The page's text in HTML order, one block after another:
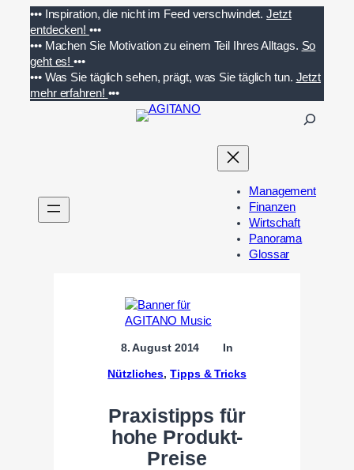
Inhalt
springen
••• Inspiration, die nicht im Feed verschwindet. Jetzt
entdecken! •••
••• Machen Sie Motivation zu einem Teil Ihres Alltags. So
geht es!•••
••• Was Sie täglich sehen, prägt, was Sie täglich tun. Jetzt
mehr erfahren! •••
n
Management
Finanzen
Wirtschaft
Panorama
Glossar
8. August 2014 In
Nützliches, Tipps & Tricks
Praxistipps für
hohe Produkt-
Preise